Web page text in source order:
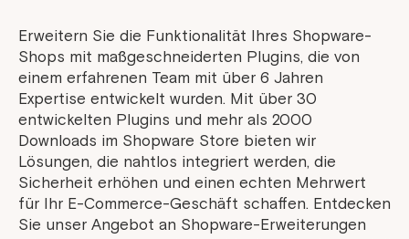
Erweitern Sie die Funktionalität Ihres Shopware-
Shops mit maßgeschneiderten Plugins, die von
einem erfahrenen Team mit über 6 Jahren
Expertise entwickelt wurden. Mit über 30
entwickelten Plugins und mehr als 2000
Downloads im Shopware Store bieten wir
Lösungen, die nahtlos integriert werden, die
Sicherheit erhöhen und einen echten Mehrwert
für Ihr E-Commerce-Geschäft schaffen. Entdecken
Sie unser Angebot an Shopware-Erweiterungen